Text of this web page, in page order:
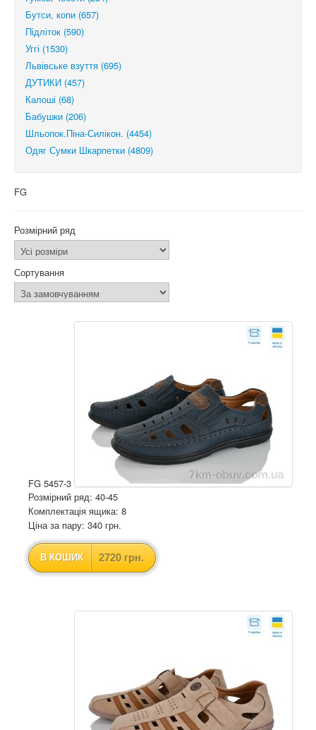
Бутси, копи (657)
Підліток (590)
Уггі (1530)
Львівське взуття (695)
ДУТИКИ (457)
Калоші (68)
Бабушки (206)
Шльопок.Піна-Силікон. (4454)
Одяг Сумки Шкарпетки (4809)
FG
Розмірний ряд
Сортування
FG 5457-3
Розмірний ряд: 40-45
Комплектація ящика: 8
Ціна за пару: 340 грн.
В КОШИК 2720 грн.